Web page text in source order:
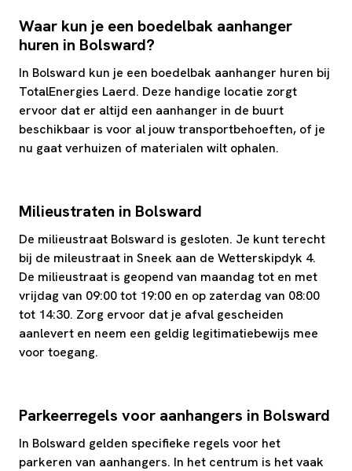
Waar kun je een boedelbak aanhanger
huren in Bolsward?
In Bolsward kun je een boedelbak aanhanger huren bij
TotalEnergies Laerd. Deze handige locatie zorgt
ervoor dat er altijd een aanhanger in de buurt
beschikbaar is voor al jouw transportbehoeften, of je
nu gaat verhuizen of materialen wilt ophalen.
Milieustraten in Bolsward
De milieustraat Bolsward is gesloten. Je kunt terecht
bij de mileustraat in Sneek aan de Wetterskipdyk 4.
De milieustraat is geopend van maandag tot en met
vrijdag van 09:00 tot 19:00 en op zaterdag van 08:00
tot 14:30. Zorg ervoor dat je afval gescheiden
aanlevert en neem een geldig legitimatiebewijs mee
voor toegang.
Parkeerregels voor aanhangers in Bolsward
In Bolsward gelden specifieke regels voor het
parkeren van aanhangers. In het centrum is het vaak